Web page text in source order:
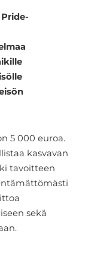
5 000 euroa.
kasvavan
tavoitteen
sekä